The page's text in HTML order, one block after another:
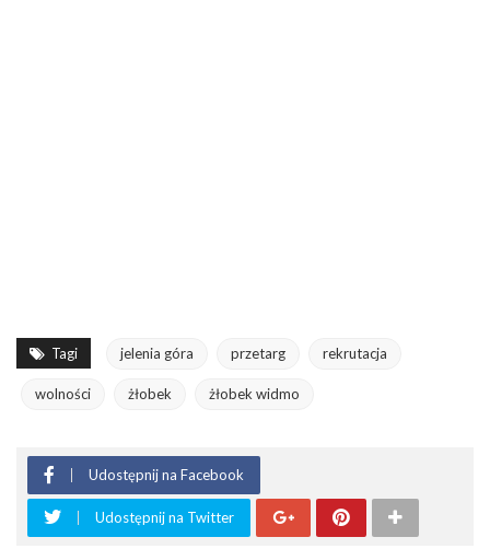
Tagi jelenia góra przetarg rekrutacja
wolności żłobek żłobek widmo
Udostępnij na Facebook
Udostępnij na Twitter